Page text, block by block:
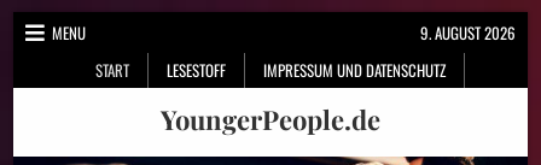
Skip
MENU
START
LESESTOFF IMPRESSUM UND DATENSCHUTZ
9. AUGUST 2026
YoungerPeople.de